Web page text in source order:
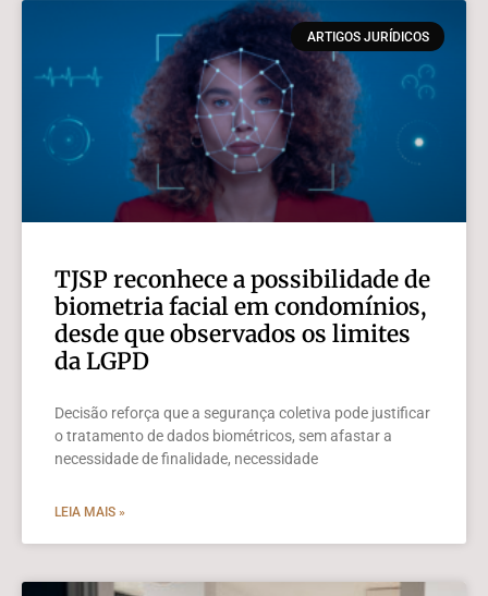
ARTIGOS JURÍDICOS
TJSP reconhece a possibilidade de
biometria facial em condomínios,
desde que observados os limites
da LGPD
Decisão reforça que a segurança coletiva pode justificar
o tratamento de dados biométricos, sem afastar a
necessidade de finalidade, necessidade
LEIA MAIS »